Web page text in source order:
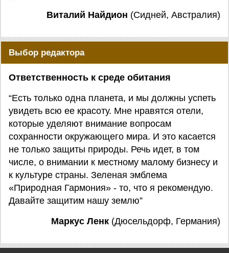
Виталий Найдион (Сидней, Австралия)
Выбор редактора
Ответственность к среде обитания
“Есть только одна планета, и мы должны успеть
увидеть всю ее красоту. Мне нравятся отели,
которые уделяют внимание вопросам
сохранности окружающего мира. И это касается
не только защиты природы. Речь идет, в том
числе, о внимании к местному малому бизнесу и
к культуре страны. Зеленая эмблема
«Природная Гармония» - то, что я рекомендую.
Давайте защитим нашу землю”
Маркус Ленк (Дюсельдорф, Германия)